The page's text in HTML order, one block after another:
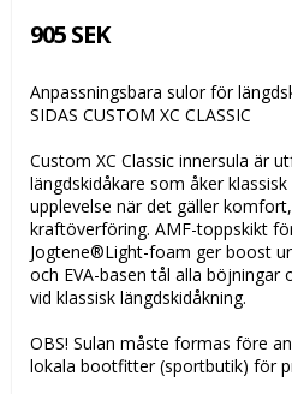
905 SEK
Anpassningsbara sulor för
SIDAS CUSTOM XC CLASSIC
Custom XC Classic innersula är
längdskidåkare som åker
upplevelse när det gäller
kraftöverföring. AMF-toppskikt
Jogtene®Light-foam ger boost
och EVA-basen tål alla böjningar
vid klassisk längdskidåkning.
OBS! Sulan måste formas före
lokala bootfitter (sportbutik) för